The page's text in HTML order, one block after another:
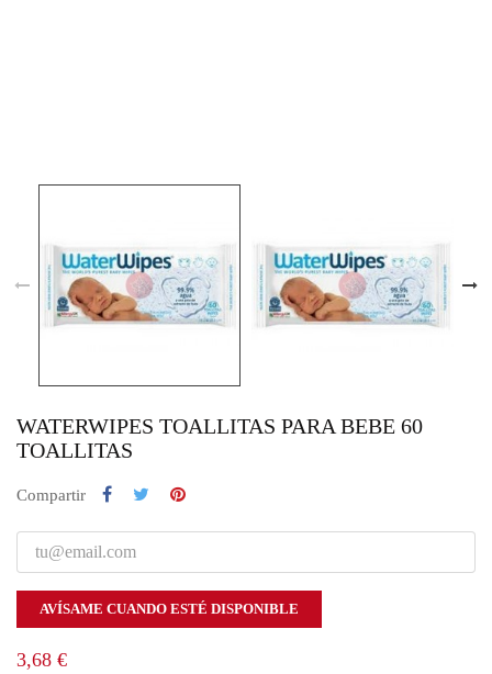
WATERWIPES TOALLITAS PARA BEBE 60
TOALLITAS
Compartir
AVÍSAME CUANDO ESTÉ DISPONIBLE
3,68 €